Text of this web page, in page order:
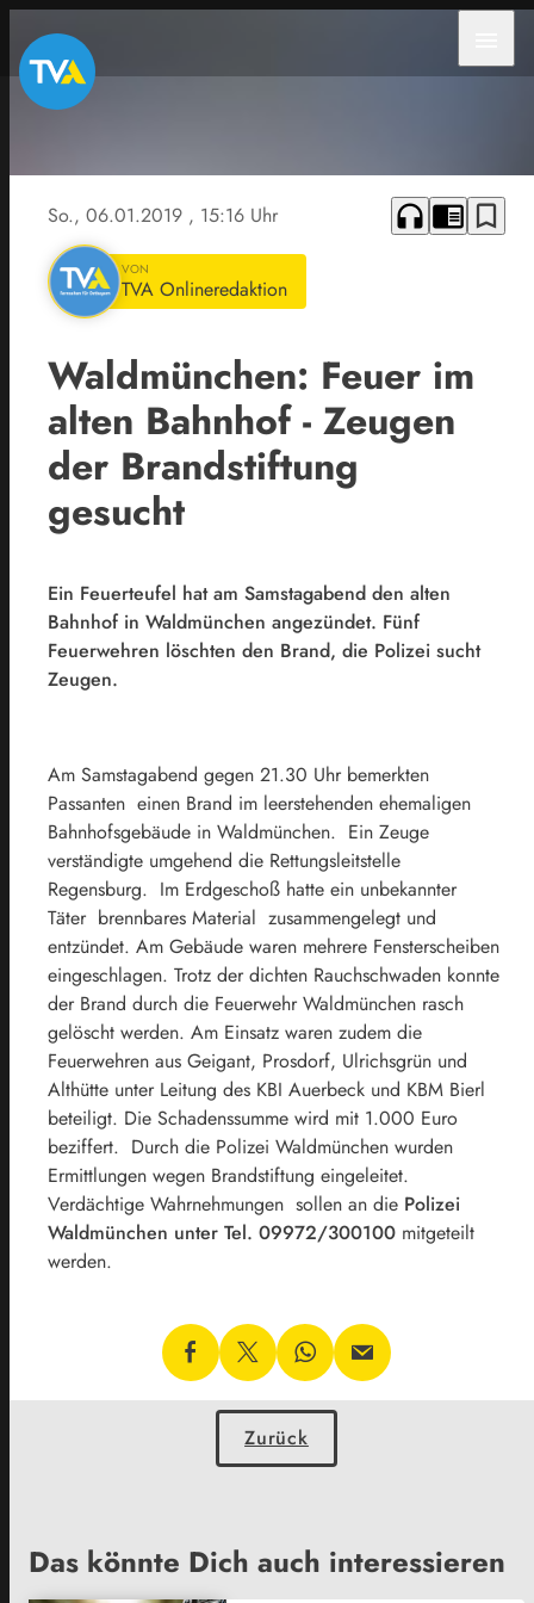
So., 06.01.2019 , 15:16 Uhr headphones chrome_reader_mode bookmark_border
VON
TVA Onlineredaktion
Waldmünchen: Feuer im
alten Bahnhof - Zeugen
der Brandstiftung
gesucht
Ein Feuerteufel hat am Samstagabend den alten
Bahnhof in Waldmünchen angezündet. Fünf
Feuerwehren löschten den Brand, die Polizei sucht
Zeugen.
Am Samstagabend gegen 21.30 Uhr bemerkten
Passanten einen Brand im leerstehenden ehemaligen
Bahnhofsgebäude in Waldmünchen. Ein Zeuge
verständigte umgehend die Rettungsleitstelle
Regensburg. Im Erdgeschoß hatte ein unbekannter
Täter brennbares Material zusammengelegt und
entzündet. Am Gebäude waren mehrere Fensterscheiben
eingeschlagen. Trotz der dichten Rauchschwaden konnte
der Brand durch die Feuerwehr Waldmünchen rasch
gelöscht werden. Am Einsatz waren zudem die
Feuerwehren aus Geigant, Prosdorf, Ulrichsgrün und
Althütte unter Leitung des KBI Auerbeck und KBM Bierl
beteiligt. Die Schadenssumme wird mit 1.000 Euro
beziffert. Durch die Polizei Waldmünchen wurden
Ermittlungen wegen Brandstiftung eingeleitet.
Verdächtige Wahrnehmungen sollen an die Polizei
Waldmünchen unter Tel. 09972/300100 mitgeteilt
werden.
Zurück
Das könnte Dich auch interessieren